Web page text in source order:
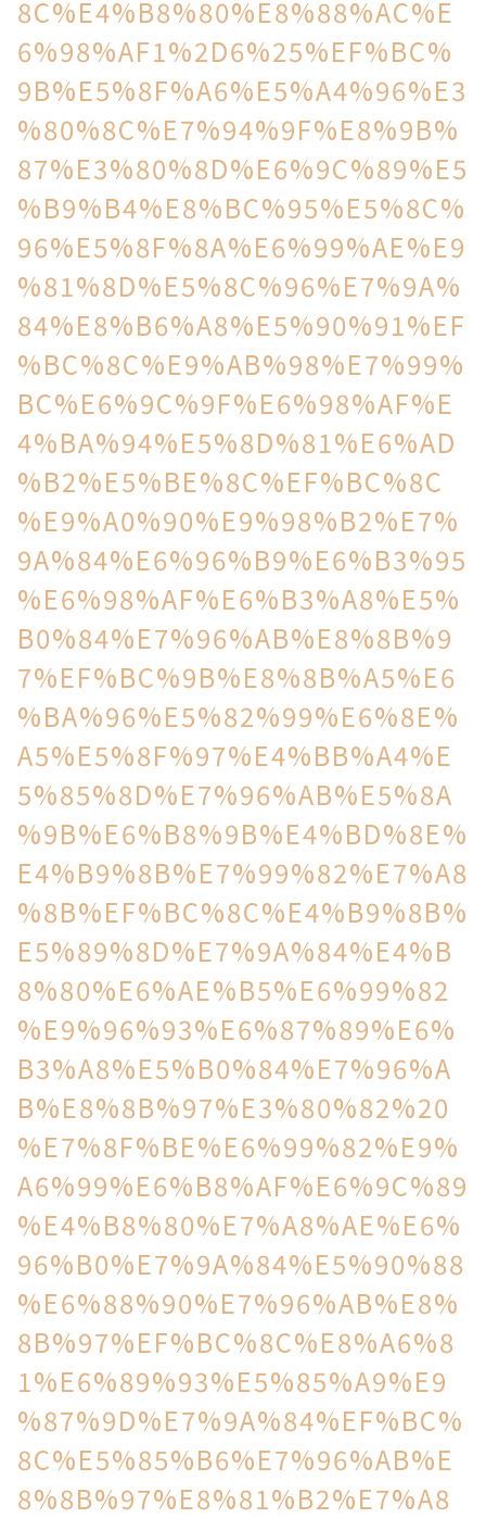
8C%E4%B8%80%E8%88%AC%E
6%98%AF1%2D6%25%EF%BC%
9B%E5%8F%A6%E5%A4%96%E3
%80%8C%E7%94%9F%E8%9B%
87%E3%80%8D%E6%9C%89%E5
%B9%B4%E8%BC%95%E5%8C%
96%E5%8F%8A%E6%99%AE%E9
%81%8D%E5%8C%96%E7%9A%
84%E8%B6%A8%E5%90%91%EF
%BC%8C%E9%AB%98%E7%99%
BC%E6%9C%9F%E6%98%AF%E
4%BA%94%E5%8D%81%E6%AD
%B2%E5%BE%8C%EF%BC%8C
%E9%A0%90%E9%98%B2%E7%
9A%84%E6%96%B9%E6%B3%95
%E6%98%AF%E6%B3%A8%E5%
B0%84%E7%96%AB%E8%8B%9
7%EF%BC%9B%E8%8B%A5%E6
%BA%96%E5%82%99%E6%8E%
A5%E5%8F%97%E4%BB%A4%E
5%85%8D%E7%96%AB%E5%8A
%9B%E6%B8%9B%E4%BD%8E%
E4%B9%8B%E7%99%82%E7%A8
%8B%EF%BC%8C%E4%B9%8B%
E5%89%8D%E7%9A%84%E4%B
8%80%E6%AE%B5%E6%99%82
%E9%96%93%E6%87%89%E6%
B3%A8%E5%B0%84%E7%96%A
B%E8%8B%97%E3%80%82%20
%E7%8F%BE%E6%99%82%E9%
A6%99%E6%B8%AF%E6%9C%89
%E4%B8%80%E7%A8%AE%E6%
96%B0%E7%9A%84%E5%90%88
%E6%88%90%E7%96%AB%E8%
8B%97%EF%BC%8C%E8%A6%8
1%E6%89%93%E5%85%A9%E9
%87%9D%E7%9A%84%EF%BC%
8C%E5%85%B6%E7%96%AB%E
8%8B%97%E8%81%B2%E7%A8